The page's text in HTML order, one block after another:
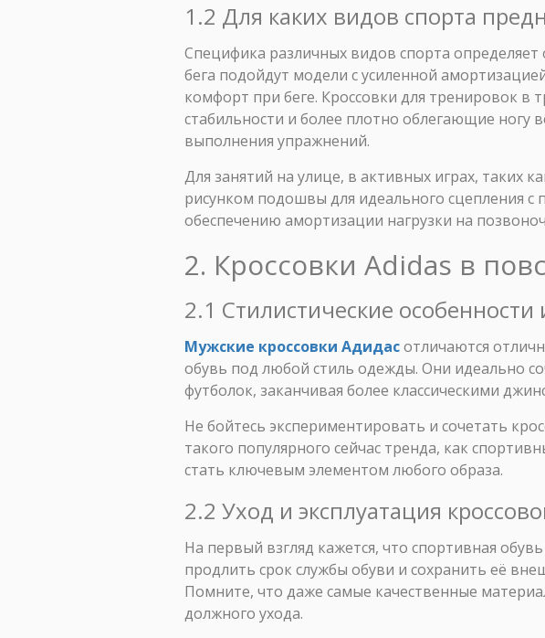
1.2 Для каких видов спорта
Специфика различных видов спорта
бега подойдут модели с усиленной
комфорт при беге. Кроссовки для тренировок
стабильности и более плотно облегающие
выполнения упражнений.
Для занятий на улице, в активных играх, таких
рисунком подошвы для идеального сцепления
обеспечению амортизации нагрузки на
2. Кроссовки Adidas в
2.1 Стилистические
Мужские кроссовки Адидасотличаются
обувь под любой стиль одежды. Они идеально
футболок, заканчивая более классическими
Не бойтесь экспериментировать и сочетать
такого популярного сейчас тренда, как
стать ключевым элементом любого образа.
2.2 Уход и эксплуатация
На первый взгляд кажется, что спортивная
продлить срок службы обуви и сохранить её
Помните, что даже самые качественные
должного ухода.